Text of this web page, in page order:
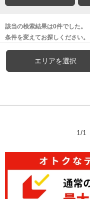
該当の検索結果は0件でした。
条件を変えてお探しください。
エリアを選択
1/1